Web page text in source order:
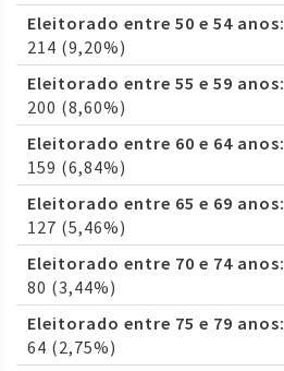
Eleitorado entre 50 e 54 anos:
214 (9,20%)
Eleitorado entre 55 e 59 anos:
200 (8,60%)
Eleitorado entre 60 e 64 anos:
159 (6,84%)
Eleitorado entre 65 e 69 anos:
127 (5,46%)
Eleitorado entre 70 e 74 anos:
80 (3,44%)
Eleitorado entre 75 e 79 anos:
64 (2,75%)